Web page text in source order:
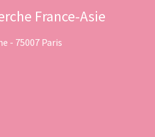
France-Asie
- 75007 Paris